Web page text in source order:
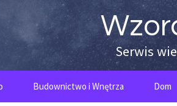
Serwis
Budownictwo i Wnętrza Dom